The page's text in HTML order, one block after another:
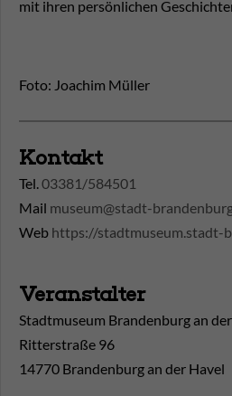
mit ihren persönlichen
Foto: Joachim Müller
Kontakt
Tel.03381/584501
Mail museum@stadt-
Web https://stadtmuseum.stadt-
Veranstalter
Stadtmuseum Brandenburg an
Ritterstraße 96
14770 Brandenburg an der Havel